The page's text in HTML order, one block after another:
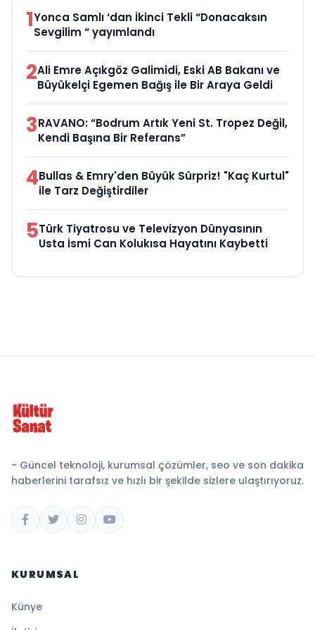
1Yonca Samlı ‘dan İkinci Tekli “Donacaksın
Sevgilim “ yayımlandı
2Ali Emre Açıkgöz Galimidi, Eski AB Bakanı ve
Büyükelçi Egemen Bağış ile Bir Araya Geldi
3RAVANO: “Bodrum Artık Yeni St. Tropez Değil,
Kendi Başına Bir Referans”
4Bullas & Emry'den Büyük Sürpriz! "Kaç Kurtul"
ile Tarz Değiştirdiler
5Türk Tiyatrosu ve Televizyon Dünyasının
Usta İsmi Can Kolukısa Hayatını Kaybetti
- Güncel teknoloji, kurumsal çözümler, seo ve son dakika
haberlerini tarafsız ve hızlı bir şekilde sizlere ulaştırıyoruz.
KURUMSAL
Künye